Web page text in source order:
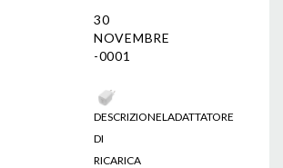
30
NOVEMBRE
-0001
DESCRIZIONELADATTATORE
DI
RICARICA